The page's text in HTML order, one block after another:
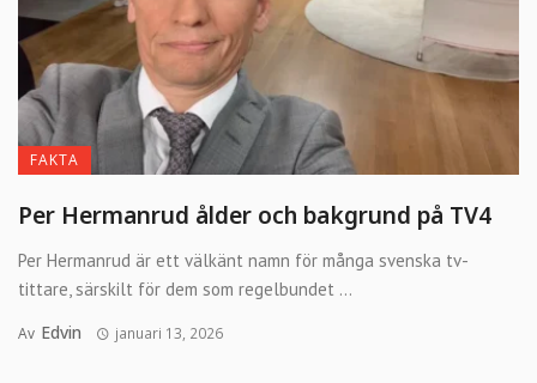
FAKTA
Per Hermanrud ålder och bakgrund på TV4
Per Hermanrud är ett välkänt namn för många svenska tv-
tittare, särskilt för dem som regelbundet ...
Av Edvin januari 13, 2026